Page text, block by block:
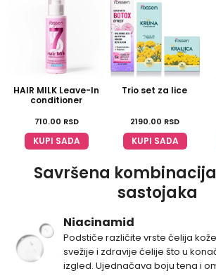
HAIR MILK Leave-In
conditioner
710.00 RSD
KUPI SADA
Trio set za lice
2190.00 RSD
KUPI SADA
Savršena
sastojaka
Niacinamid
Podstiče različite vrste ćelija
svežije i zdravije ćelije što u
izgled. Ujednačava boju tena i